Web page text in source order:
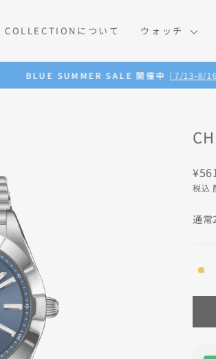
について ウォッチ
ス
BLUE SUMMER SALE 開催中 | 7/13-8/16
通
常
格
税込
通常